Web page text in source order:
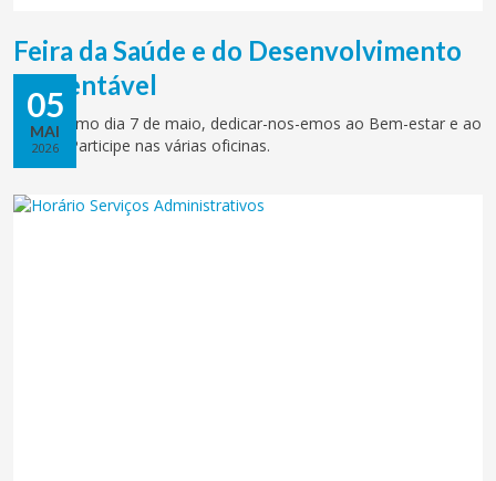
05
MAI
2026
Feira da Saúde e do Desenvolvimento
Sustentável
No próximo dia 7 de maio, dedicar-nos-emos ao Bem-estar e ao
Futuro. Participe nas várias oficinas.